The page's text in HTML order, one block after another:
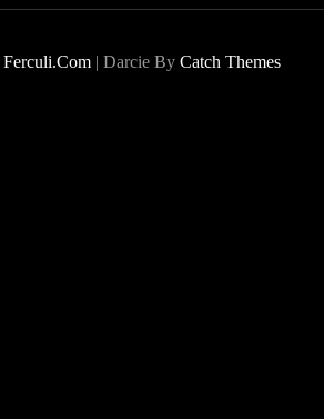
Ferculi.com | Darcie By Catch Themes